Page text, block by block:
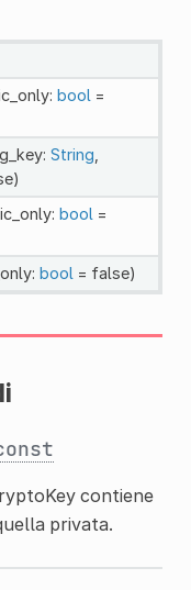
bool =
String
bool =
bool = false)
contiene
privata.